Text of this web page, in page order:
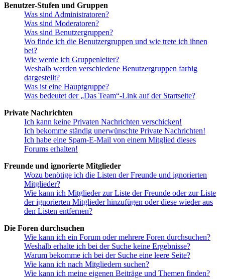
Benutzer-Stufen und Gruppen
Was sind Administratoren?
Was sind Moderatoren?
Was sind Benutzergruppen?
Wo finde ich die Benutzergruppen und wie trete ich ihnen
bei?
Wie werde ich Gruppenleiter?
Weshalb werden verschiedene Benutzergruppen farbig
dargestellt?
Was ist eine Hauptgruppe?
Was bedeutet der „Das Team“-Link auf der Startseite?
Private Nachrichten
Ich kann keine Privaten Nachrichten verschicken!
Ich bekomme ständig unerwünschte Private Nachrichten!
Ich habe eine Spam-E-Mail von einem Mitglied dieses
Forums erhalten!
Freunde und ignorierte Mitglieder
Wozu benötige ich die Listen der Freunde und ignorierten
Mitglieder?
Wie kann ich Mitglieder zur Liste der Freunde oder zur Liste
der ignorierten Mitglieder hinzufügen oder diese wieder aus
den Listen entfernen?
Die Foren durchsuchen
Wie kann ich ein Forum oder mehrere Foren durchsuchen?
Weshalb erhalte ich bei der Suche keine Ergebnisse?
Warum bekomme ich bei der Suche eine leere Seite?
Wie kann ich nach Mitgliedern suchen?
Wie kann ich meine eigenen Beiträge und Themen finden?